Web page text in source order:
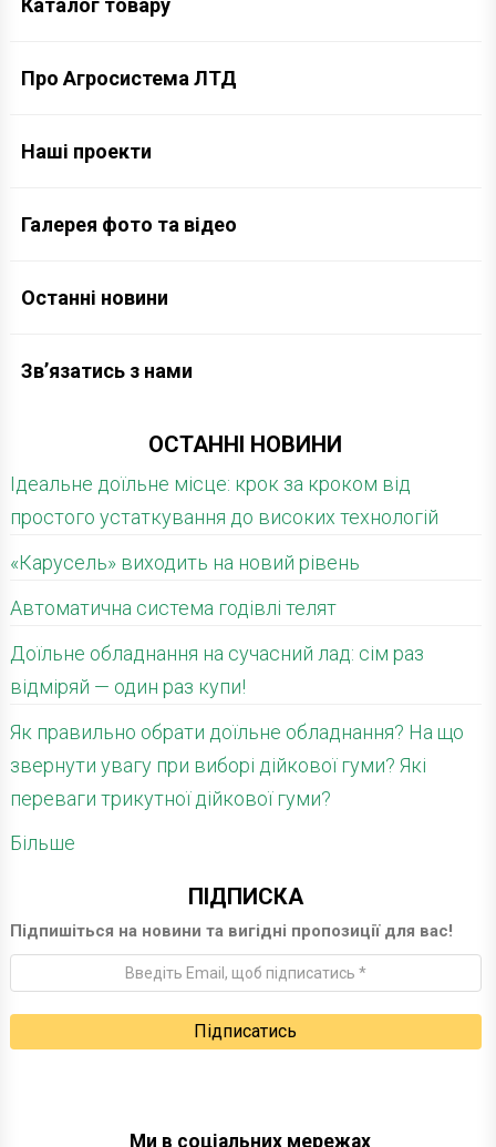
Каталог товару
Про Агросистема ЛТД
Наші проекти
Галерея фото та відео
Останні новини
Зв’язатись з нами
ОСТАННІ НОВИНИ
Ідеальне доїльне місце: крок за кроком від
простого устаткування до високих технологій
«Карусель» виходить на новий рівень
Автоматична система годівлі телят
Доїльне обладнання на сучасний лад: сім раз
відміряй — один раз купи!
Як правильно обрати доїльне обладнання? На що
звернути увагу при виборі дійкової гуми? Які
переваги трикутної дійкової гуми?
Більше
ПІДПИСКА
Підпишіться на новини та вигідні пропозиції для вас!
Ми в соціальних мережах